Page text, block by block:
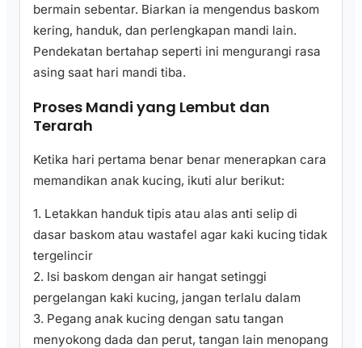
bermain sebentar. Biarkan ia mengendus baskom
kering, handuk, dan perlengkapan mandi lain.
Pendekatan bertahap seperti ini mengurangi rasa
asing saat hari mandi tiba.
Proses Mandi yang Lembut dan
Terarah
Ketika hari pertama benar benar menerapkan cara
memandikan anak kucing, ikuti alur berikut:
1. Letakkan handuk tipis atau alas anti selip di
dasar baskom atau wastafel agar kaki kucing tidak
tergelincir
2. Isi baskom dengan air hangat setinggi
pergelangan kaki kucing, jangan terlalu dalam
3. Pegang anak kucing dengan satu tangan
menyokong dada dan perut, tangan lain menopang